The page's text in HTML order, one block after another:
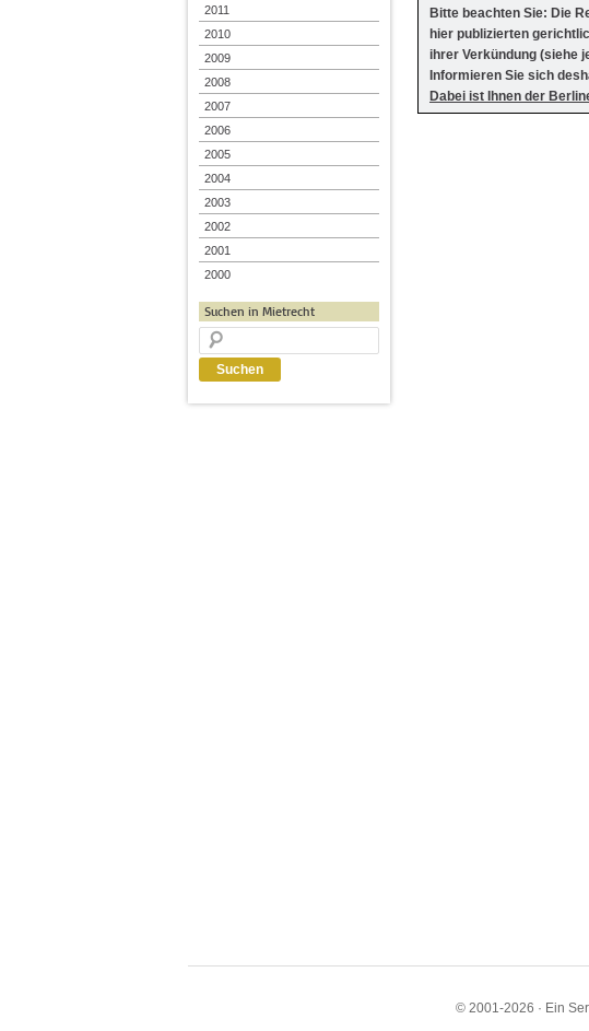
Bitte beachten Sie: Die
hier publizierten
ihrer Verkündung (siehe
Informieren Sie sich
Dabei ist Ihnen der
2011
2010
2009
2008
2007
2006
2005
2004
2003
2002
2001
2000
Suchen in Mietrecht
© 2001-2026 · Ein